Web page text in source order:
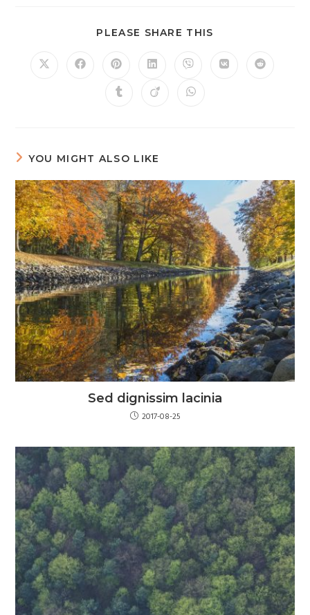
PLEASE SHARE THIS
YOU MIGHT ALSO LIKE
Sed dignissim lacinia
2017-08-25